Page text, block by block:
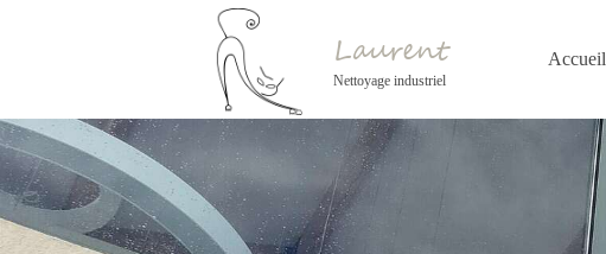
Accueil
Laurent
Nettoyage industriel